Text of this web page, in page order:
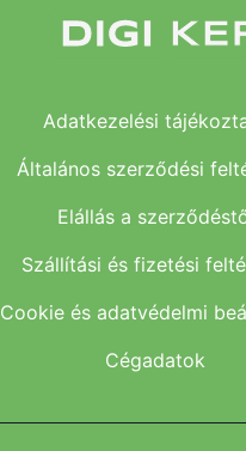
Adatkezelési
Általános szerződési
Elállás a
Szállítási és fizetési
Cookie és adatvédelmi
Cégadatok